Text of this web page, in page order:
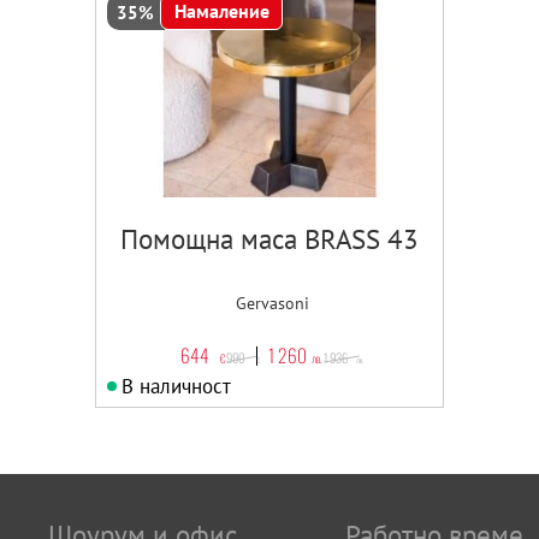
35% Намаление
Помощна маса BRASS 43
Gervasoni
644 €990 € 1 260 лв.1 936 лв.
В наличност